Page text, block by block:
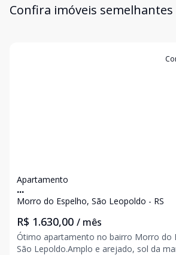
Confira imóveis semelhantes
Apartamento
...
Morro do Espelho, São Leopoldo - RS
R$ 1.630,00 / mês
Ótimo apartamento no bairro Morro do
São Lepoldo.Amplo e arejado, sol da manhã, de